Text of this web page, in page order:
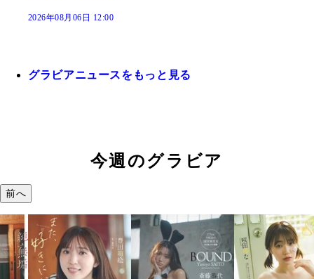
2026年08月06日 12:00
グラビアニュースをもっと見る
今週のグラビア
前へ